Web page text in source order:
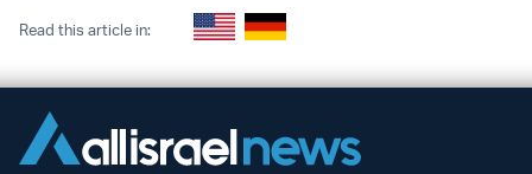
Read this article in: